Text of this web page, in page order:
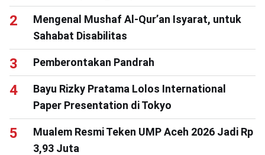
Mengenal Mushaf Al-Qur’an Isyarat, untuk
Sahabat Disabilitas
Pemberontakan Pandrah
Bayu Rizky Pratama Lolos International
Paper Presentation di Tokyo
Mualem Resmi Teken UMP Aceh 2026 Jadi Rp
3,93 Juta